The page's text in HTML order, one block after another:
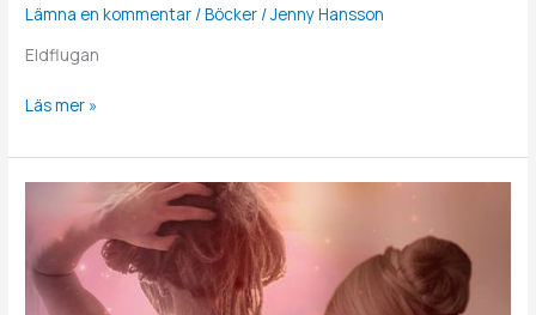
Lämna en kommentar /Böcker /Jenny Hansson
Eldflugan
Läs mer »